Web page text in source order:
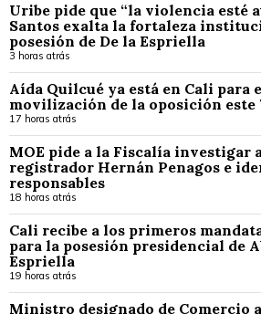
Uribe pide que “la violencia esté
Santos exalta la fortaleza
posesión de De la Espriella
3 horas atrás
Aída Quilcué ya está en Cali para
movilización de la oposición este
17 horas atrás
MOE pide a la Fiscalía investigar
registrador Hernán Penagos e
responsables
18 horas atrás
Cali recibe a los primeros
para la posesión presidencial de
Espriella
19 horas atrás
Ministro designado de Comercio